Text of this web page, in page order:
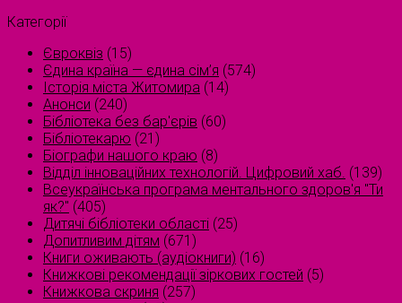
Категорії
Євроквіз (15)
Єдина країна — єдина сім’я (574)
Історія міста Житомира (14)
Анонси (240)
Бібліотека без бар'єрів (60)
Бібліотекарю (21)
Біографи нашого краю (8)
Відділ інноваційних технологій. Цифровий хаб. (139)
Всеукраїнська програма ментального здоров'я "Ти
як?" (405)
Дитячі бібліотеки області (25)
Допитливим дітям (671)
Книги оживають (аудіокниги) (16)
Книжкові рекомендації зіркових гостей (5)
Книжкова скриня (257)